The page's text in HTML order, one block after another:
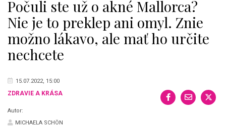
Počuli ste už o akné Mallorca?
Nie je to preklep ani omyl. Znie
možno lákavo, ale mať ho určite
nechcete
15.07.2022, 15:00
ZDRAVIE A KRÁSA
Autor:
MICHAELA SCHÖN